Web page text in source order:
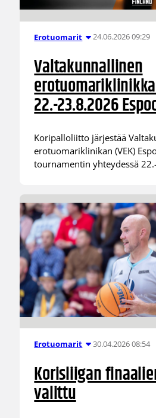
Erotuomarit 24.06.2026 09:29
Valtakunnallinen
erotuomariklinikka
22.-23.8.2026
Koripalloliitto järjestää
erotuomariklinikan (VEK)
tournamentin yhteydessä
Erotuomarit 30.04.2026 08:54
Korisliigan
valittu